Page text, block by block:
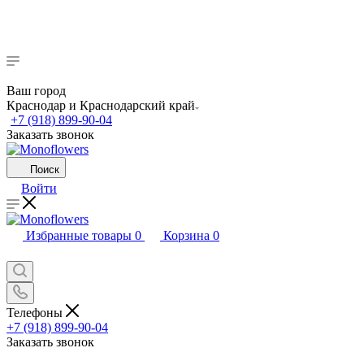
Ваш город
Краснодар и Краснодарский край
+7 (918) 899-90-04
Заказать звонок
Поиск
Войти
Избранные товары 0 Корзина 0
Телефоны
+7 (918) 899-90-04
Заказать звонок